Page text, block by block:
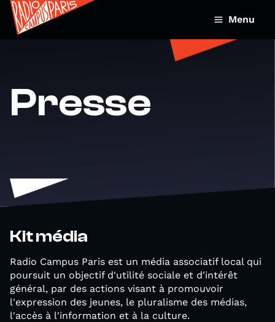
Menu
Presse
Kit média
Radio Campus Paris est un média associatif local qui
poursuit un objectif d'utilité sociale et d'intérêt
général, par des actions visant à promouvoir
l'expression des jeunes, le pluralisme des médias,
l'accès à l'information et à la culture.